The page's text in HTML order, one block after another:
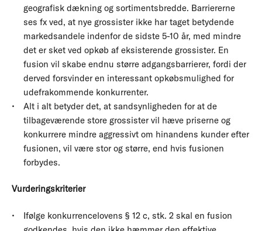
geografisk dækning og sortimentsbredde. Barriererne
ses fx ved, at nye grossister ikke har taget betydende
markedsandele indenfor de sidste 5-10 år, med mindre
det er sket ved opkøb af eksisterende grossister. En
fusion vil skabe endnu større adgangsbarrierer, fordi der
derved forsvinder en interessant opkøbsmulighed for
udefrakommende konkurrenter.
Alt i alt betyder det, at sandsynligheden for at de
tilbageværende store grossister vil hæve priserne og
konkurrere mindre aggressivt om hinandens kunder efter
fusionen, vil være stor og større, end hvis fusionen
forbydes.
Vurderingskriterier
Ifølge konkurrencelovens § 12 c, stk. 2 skal en fusion